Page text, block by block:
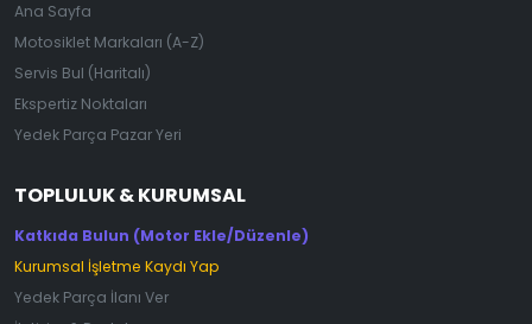
Ana Sayfa
Motosiklet Markaları (A-Z)
Servis Bul (Haritalı)
Ekspertiz Noktaları
Yedek Parça Pazar Yeri
TOPLULUK & KURUMSAL
Katkıda Bulun (Motor Ekle/Düzenle)
Kurumsal İşletme Kaydı Yap
Yedek Parça İlanı Ver